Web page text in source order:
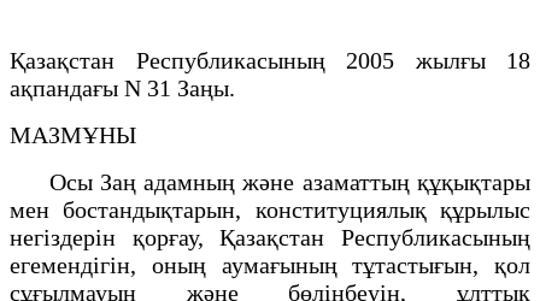
Қазақстан Республикасының 2005 жылғы 18
ақпандағы N 31 Заңы.
МАЗМҰНЫ
Осы Заң адамның және азаматтың құқықтары
мен бостандықтарын, конституциялық құрылыс
негiздерiн қорғау, Қазақстан Республикасының
егемендiгiн, оның аумағының тұтастығын, қол
сұғылмауын және бөлiнбеуiн, ұлттық